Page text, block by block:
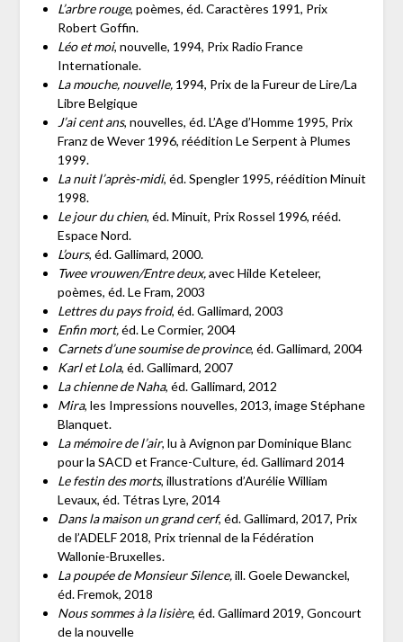
L’arbre rouge, poèmes, éd. Caractères 1991, Prix
Robert Goffin.
Léo et moi, nouvelle, 1994, Prix Radio France
Internationale.
La mouche, nouvelle, 1994, Prix de la Fureur de Lire/La
Libre Belgique
J’ai cent ans, nouvelles, éd. L’Age d’Homme 1995, Prix
Franz de Wever 1996, réédition Le Serpent à Plumes
1999.
La nuit l’après-midi, éd. Spengler 1995, réédition Minuit
1998.
Le jour du chien, éd. Minuit, Prix Rossel 1996, rééd.
Espace Nord.
L’ours, éd. Gallimard, 2000.
Twee vrouwen/Entre deux,avec Hilde Keteleer,
poèmes, éd. Le Fram, 2003
Lettres du pays froid, éd. Gallimard, 2003
Enfin mort,éd. Le Cormier, 2004
Carnets d’une soumise de province, éd. Gallimard, 2004
Karl et Lola, éd. Gallimard, 2007
La chienne de Naha, éd. Gallimard, 2012
Mira, les Impressions nouvelles, 2013, image Stéphane
Blanquet.
La mémoire de l’air, lu à Avignon par Dominique Blanc
pour la SACD et France-Culture, éd. Gallimard 2014
Le festin des morts, illustrations d’Aurélie William
Levaux, éd. Tétras Lyre, 2014
Dans la maison un grand cerf, éd. Gallimard, 2017, Prix
de l’ADELF 2018, Prix triennal de la Fédération
Wallonie-Bruxelles.
La poupée de Monsieur Silence,ill. Goele Dewanckel,
éd. Fremok, 2018
Nous sommes à la lisière, éd. Gallimard 2019, Goncourt
de la nouvelle